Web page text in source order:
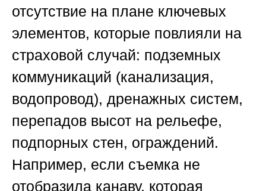
отсутствие на плане ключевых
элементов, которые повлияли на
страховой случай: подземных
коммуникаций (канализация,
водопровод), дренажных систем,
перепадов высот на рельефе,
подпорных стен, ограждений.
Например, если съемка не
отобразила канаву, которая